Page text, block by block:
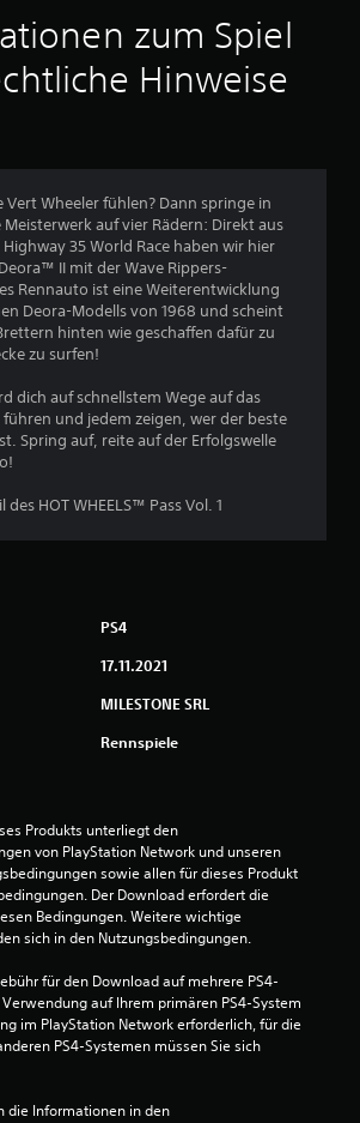
t
t
c
h
e
B
w
5
3
o
n
zum Spiel
Hinweise
Vert Wheeler fühlen? Dann springe in
auf vier Rädern: Direkt aus
35 World Race haben wir hier
II mit der Wave Rippers-
Rennauto ist eine Weiterentwicklung
Deora-Modells von 1968 und scheint
hinten wie geschaffen dafür zu
zu surfen!
dich auf schnellstem Wege auf das
und jedem zeigen, wer der beste
Spring auf, reite auf der Erfolgswelle
des HOT WHEELS™ Pass Vol. 1
PS4
17.11.2021
MILESTONE SRL
Rennspiele
Produkts unterliegt den
von PlayStation Network und unseren
sowie allen für dieses Produkt
Der Download erfordert die
Bedingungen. Weitere wichtige
sich in den Nutzungsbedingungen.
für den Download auf mehrere PS4-
auf Ihrem primären PS4-System
im PlayStation Network erforderlich, für die
PS4-Systemen müssen Sie sich
die Informationen in den